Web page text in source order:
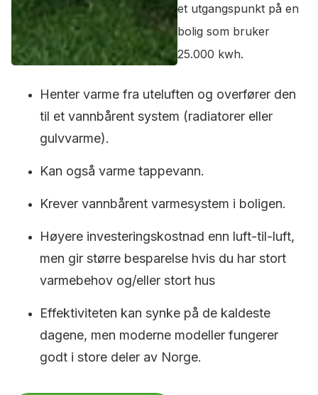
et utgangspunkt på en
bolig som bruker
25.000 kwh.
Henter varme fra uteluften og overfører den
til et vannbårent system (radiatorer eller
gulvvarme).
Kan også varme tappevann.
Krever vannbårent varmesystem i boligen.
Høyere investeringskostnad enn luft-til-luft,
men gir større besparelse hvis du har stort
varmebehov og/eller stort hus
Effektiviteten kan synke på de kaldeste
dagene, men moderne modeller fungerer
godt i store deler av Norge.